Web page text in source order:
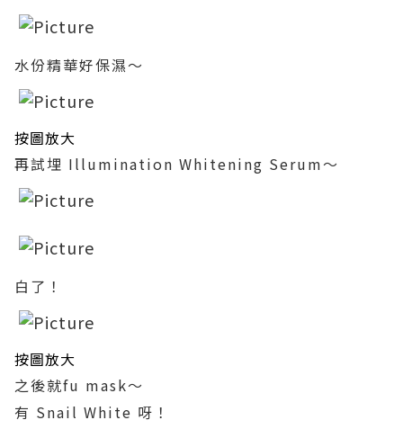
水份精華好保濕～
按圖放大
再試埋 Illumination Whitening Serum～
白了！
按圖放大
之後就fu mask～
有 Snail White 呀！